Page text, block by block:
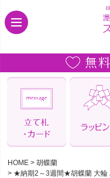
HOME
胡蝶蘭
★納期2～3週間★胡蝶蘭 大輪